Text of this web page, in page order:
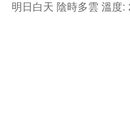
明日白天 陰時多雲 溫度